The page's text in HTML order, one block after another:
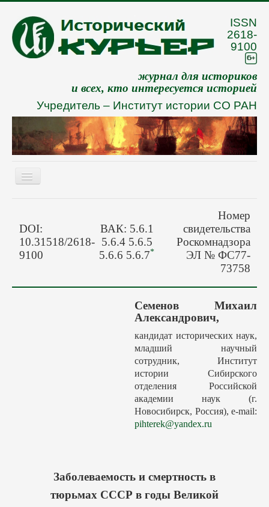
ISSN
2618-
9100
журнал для историков
и всех, кто интересуется историей
Учредитель – Институт истории СО РАН
Включить/
О журнале
Архив
Грядущие выпуски
DOI:
10.31518/2618-
9100
ВАК: 5.6.1
5.6.4 5.6.5
5.6.6 5.6.7*
Номер
свидетельства
Роскомнадзора
ЭЛ № ФС77-
73758
Семенов Михаил
Александрович,
кандидат исторических наук,
младший научный
сотрудник, Институт
истории Сибирского
отделения Российской
академии наук (г.
Новосибирск, Россия), e-mail:
pihterek@yandex.ru
Заболеваемость и смертность в
тюрьмах СССР в годы Великой